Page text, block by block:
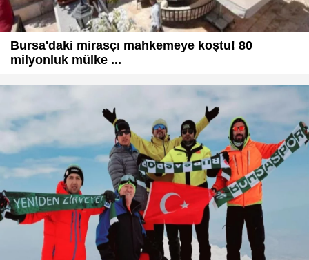
Bursa'daki mirasçı mahkemeye koştu! 80
milyonluk mülke ...